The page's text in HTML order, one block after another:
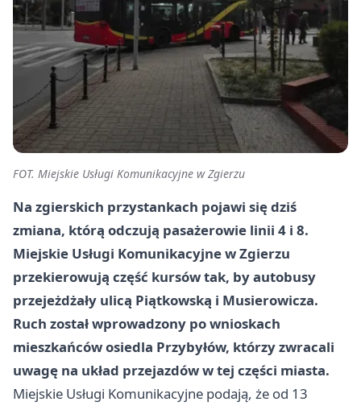
FOT. Miejskie Usługi Komunikacyjne w Zgierzu
Na zgierskich przystankach pojawi się dziś
zmiana, którą odczują pasażerowie linii 4 i 8.
Miejskie Usługi Komunikacyjne w Zgierzu
przekierowują część kursów tak, by autobusy
przejeżdżały ulicą Piątkowską i Musierowicza.
Ruch został wprowadzony po wnioskach
mieszkańców osiedla Przybyłów, którzy zwracali
uwagę na układ przejazdów w tej części miasta.
Miejskie Usługi Komunikacyjne podają, że od 13